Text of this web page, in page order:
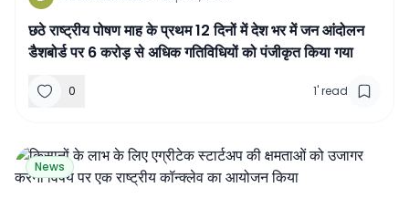
छठे राष्ट्रीय पोषण माह के प्रथम 12 दिनों में देश भर में जन आंदोलन
डैशबोर्ड पर 6 करोड़ से अधिक गतिविधियों को पंजीकृत किया गया
0 1'read
News